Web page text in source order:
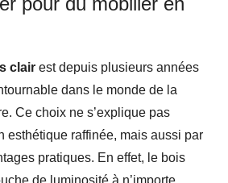
clair est depuis plusieurs années
dans le monde de la
Ce choix ne s’explique pas
esthétique raffinée, mais aussi par
pratiques. En effet, le bois
de luminosité à n’importe